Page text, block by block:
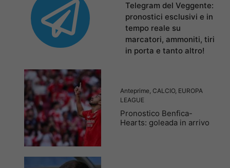
Telegram del Veggente:
pronostici esclusivi e in
tempo reale su
marcatori, ammoniti, tiri
in porta e tanto altro!
Anteprime CALCIO, EUROPA
LEAGUE
Pronostico Benfica-
Hearts: goleada in arrivo